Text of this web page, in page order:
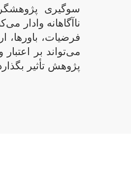
سوگیری
ناآگاهانه وادار
فرضیات،
می‌تواند بر
پژوهش تأثیر